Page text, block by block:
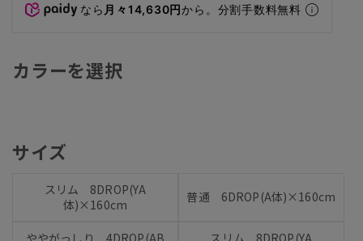
なら 月々14,630円から。分割手数料無料
カラーを選択
サイズ
スリム 8DROP(YA
体)×160cm
普通 6DROP(A体)×160cm
ややがっしり 4DROP(AB
スリム 8DROP(YA